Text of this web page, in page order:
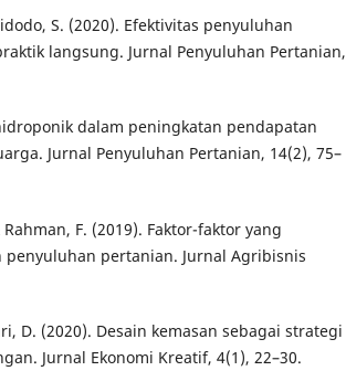
S. (2020). Efektivitas penyuluhan
langsung. Jurnal Penyuluhan Pertanian,
dalam peningkatan pendapatan
Jurnal Penyuluhan Pertanian, 14(2), 75–
F. (2019). Faktor-faktor yang
pertanian. Jurnal Agribisnis
D. (2020). Desain kemasan sebagai strategi
Jurnal Ekonomi Kreatif, 4(1), 22–30.